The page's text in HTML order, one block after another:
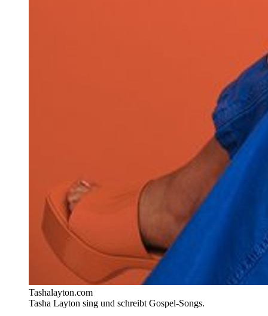
Tashalayton.com
Tasha Layton sing und schreibt Gospel-Songs.